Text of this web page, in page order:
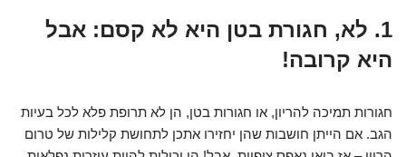
1. לא, חגורת בטן היא לא קסם: אבל
היא קרובה!
חגורות תמיכה להריון, או חגורות בטן, הן לא תרופת פלא לכל בעיות
הגב. אם הייתן חושבות שהן יחזירו אתכן לתחושת קלילות של טרום